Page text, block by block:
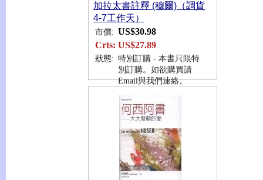
加拉太書註釋 (穆爾)（調貨
4-7工作天）
市價: US$30.98
Crts: US$27.89
狀態: 特別訂購 - 本書只限特
別訂購。如欲購買請
Email與我們連絡。